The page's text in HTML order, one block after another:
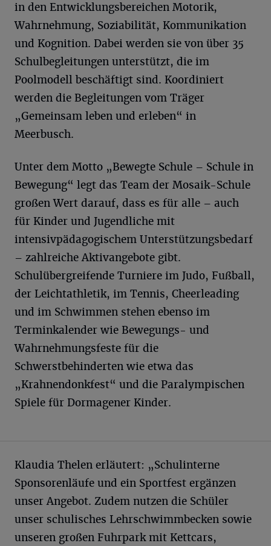
in den Entwicklungsbereichen Motorik,
Wahrnehmung, Soziabilität, Kommunikation
und Kognition. Dabei werden sie von über 35
Schulbegleitungen unterstützt, die im
Poolmodell beschäftigt sind. Koordiniert
werden die Begleitungen vom Träger
„Gemeinsam leben und erleben“ in
Meerbusch.
Unter dem Motto „Bewegte Schule – Schule in
Bewegung“ legt das Team der Mosaik-Schule
großen Wert darauf, dass es für alle – auch
für Kinder und Jugendliche mit
intensivpädagogischem Unterstützungsbedarf
– zahlreiche Aktivangebote gibt.
Schulübergreifende Turniere im Judo, Fußball,
der Leichtathletik, im Tennis, Cheerleading
und im Schwimmen stehen ebenso im
Terminkalender wie Bewegungs- und
Wahrnehmungsfeste für die
Schwerstbehinderten wie etwa das
„Krahnendonkfest“ und die Paralympischen
Spiele für Dormagener Kinder.
Klaudia Thelen erläutert: „Schulinterne
Sponsorenläufe und ein Sportfest ergänzen
unser Angebot. Zudem nutzen die Schüler
unser schulisches Lehrschwimmbecken sowie
unseren großen Fuhrpark mit Kettcars,